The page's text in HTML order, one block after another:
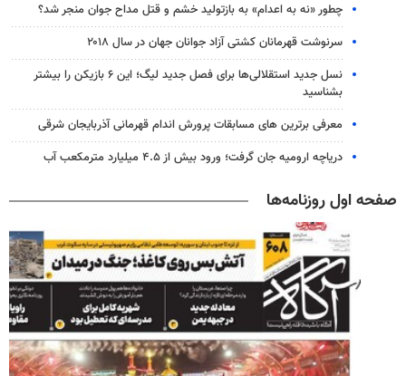
چطور «نه به اعدام» به بازتولید خشم و قتل مداح جوان منجر شد؟
سرنوشت قهرمانان کشتی آزاد جوانان جهان در سال ۲۰۱۸
نسل جدید استقلالی‌ها برای فصل جدید لیگ؛ این ۶ بازیکن را بیشتر
بشناسید
معرفی برترین های مسابقات پرورش اندام قهرمانی آذربایجان شرقی
دریاچه ارومیه جان گرفت؛ ورود بیش از ۴.۵ میلیارد مترمکعب آب
صفحه اول روزنامه‌ها